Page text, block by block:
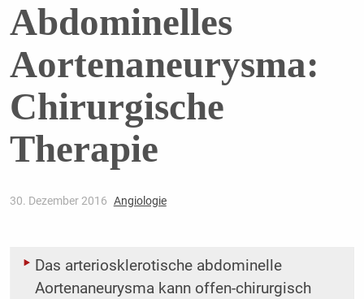
Abdominelles
Aortenaneurysma:
Chirurgische
Therapie
30. Dezember 2016 Angiologie
Das arteriosklerotische abdominelle
Aortenaneurysma kann offen-chirurgisch